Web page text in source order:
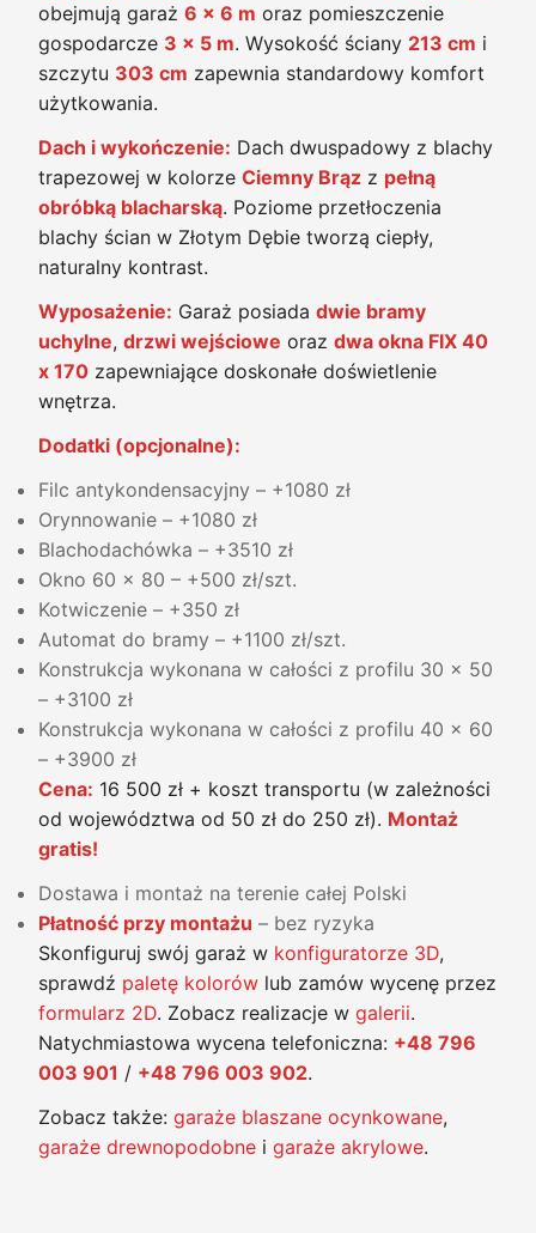
obejmują garaż 6 x 6 m oraz pomieszczenie
gospodarcze 3 x 5 m. Wysokość ściany 213 cm i
szczytu 303 cm zapewnia standardowy komfort
użytkowania.
Dach i wykończenie: Dach dwuspadowy z blachy
trapezowej w kolorze Ciemny Brąz z pełną
obróbką blacharską. Poziome przetłoczenia
blachy ścian w Złotym Dębie tworzą ciepły,
naturalny kontrast.
Wyposażenie: Garaż posiada dwie bramy
uchylne, drzwi wejściowe oraz dwa okna FIX 40
x 170 zapewniające doskonałe doświetlenie
wnętrza.
Dodatki (opcjonalne):
Filc antykondensacyjny – +1080 zł
Orynnowanie – +1080 zł
Blachodachówka – +3510 zł
Okno 60 x 80 – +500 zł/szt.
Kotwiczenie – +350 zł
Automat do bramy – +1100 zł/szt.
Konstrukcja wykonana w całości z profilu 30 x 50
– +3100 zł
Konstrukcja wykonana w całości z profilu 40 x 60
– +3900 zł
Cena: 16 500 zł + koszt transportu (w zależności
od województwa od 50 zł do 250 zł). Montaż
gratis!
Dostawa i montaż na terenie całej Polski
Płatność przy montażu – bez ryzyka
Skonfiguruj swój garaż w konfiguratorze 3D,
sprawdź paletę kolorów lub zamów wycenę przez
formularz 2D. Zobacz realizacje w galerii.
Natychmiastowa wycena telefoniczna: +48 796
003 901 / +48 796 003 902.
Zobacz także: garaże blaszane ocynkowane,
garaże drewnopodobne i garaże akrylowe.